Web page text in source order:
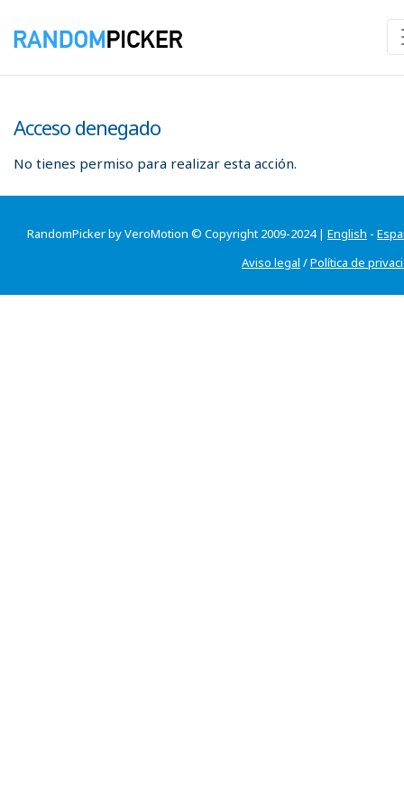
Acceso denegado
No tienes permiso para realizar esta acción.
RandomPicker by VeroMotion © Copyright 2009-2024 | English -
Aviso legal /Política de